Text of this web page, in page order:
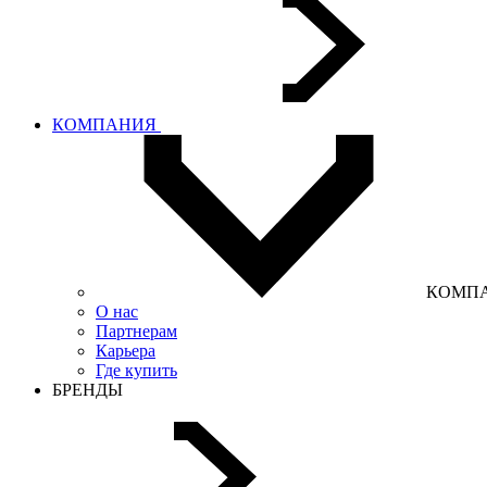
КОМПАНИЯ
О нас
Партнерам
Карьера
Где купить
БРЕНДЫ